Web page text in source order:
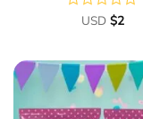
Valorado
de
USD $2